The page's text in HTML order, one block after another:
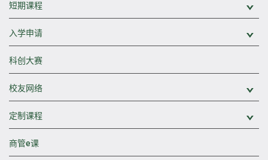
短期课程
入学申请
科创大赛
校友网络
定制课程
商管e课